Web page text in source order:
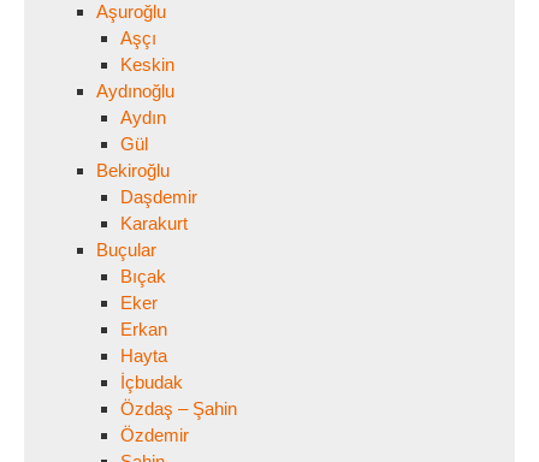
Aşuroğlu
Aşçı
Keskin
Aydınoğlu
Aydın
Gül
Bekiroğlu
Daşdemir
Karakurt
Buçular
Bıçak
Eker
Erkan
Hayta
İçbudak
Özdaş – Şahin
Özdemir